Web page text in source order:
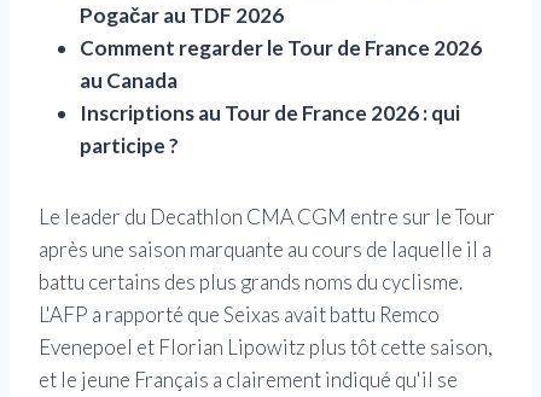
Pogačar au TDF 2026
Comment regarder le Tour de France 2026
au Canada
Inscriptions au Tour de France 2026 : qui
participe ?
Le leader du Decathlon CMA CGM entre sur le Tour
après une saison marquante au cours de laquelle il a
battu certains des plus grands noms du cyclisme.
L'AFP a rapporté que Seixas avait battu Remco
Evenepoel et Florian Lipowitz plus tôt cette saison,
et le jeune Français a clairement indiqué qu'il se